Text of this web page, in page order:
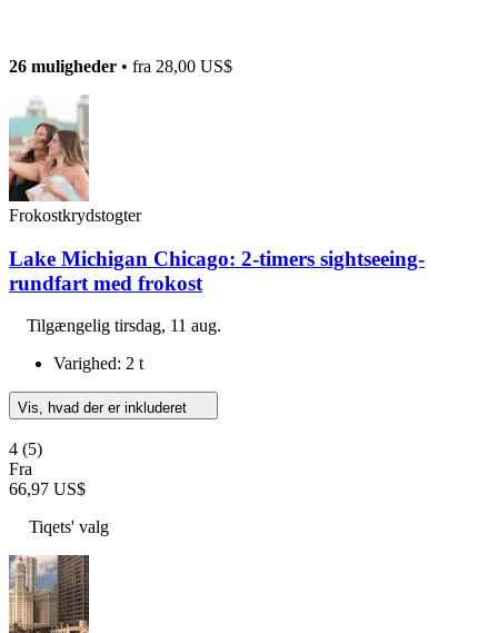
26 muligheder • fra 28,00 US$
Frokostkrydstogter
Lake Michigan Chicago: 2-timers sightseeing-
rundfart med frokost
Tilgængelig tirsdag, 11 aug.
Varighed: 2 t
Vis, hvad der er inkluderet
4 (5)
Fra
66,97 US$
Tiqets' valg